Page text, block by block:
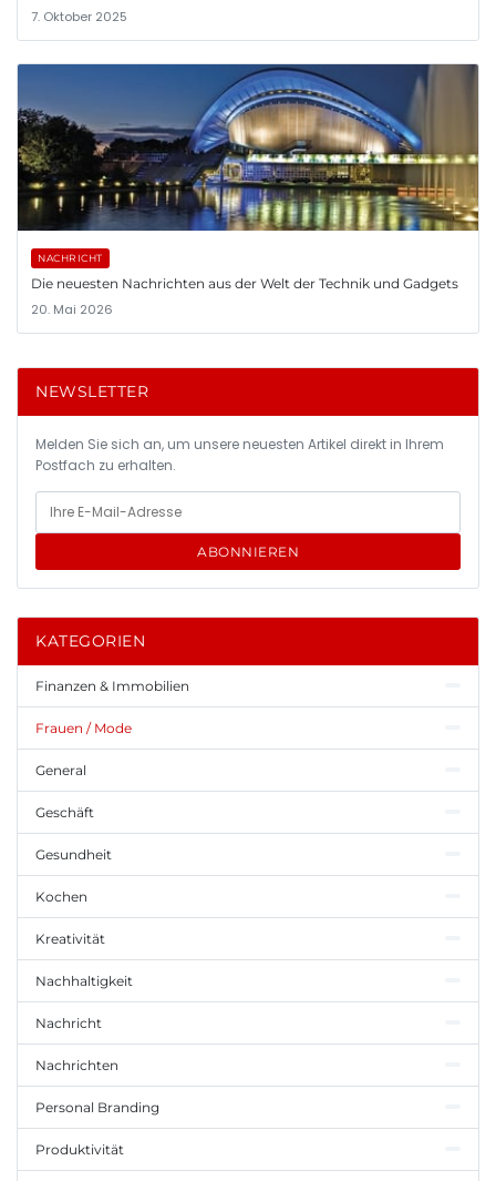
7. Oktober 2025
NACHRICHT
Die neuesten Nachrichten aus der Welt der Technik und Gadgets
20. Mai 2026
NEWSLETTER
Melden Sie sich an, um unsere neuesten Artikel direkt in Ihrem
Postfach zu erhalten.
ABONNIEREN
KATEGORIEN
Finanzen & Immobilien
Frauen / Mode
General
Geschäft
Gesundheit
Kochen
Kreativität
Nachhaltigkeit
Nachricht
Nachrichten
Personal Branding
Produktivität